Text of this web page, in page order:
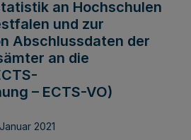
an Hochschulen
und zur
Abschlussdaten der
an die
– ECTS-VO)
2021